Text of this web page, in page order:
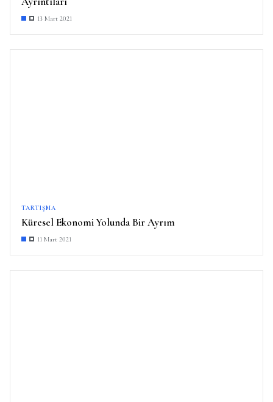
13 Mart 2021
TARTIŞMA
Küresel Ekonomi Yolunda Bir Ayrım
11 Mart 2021